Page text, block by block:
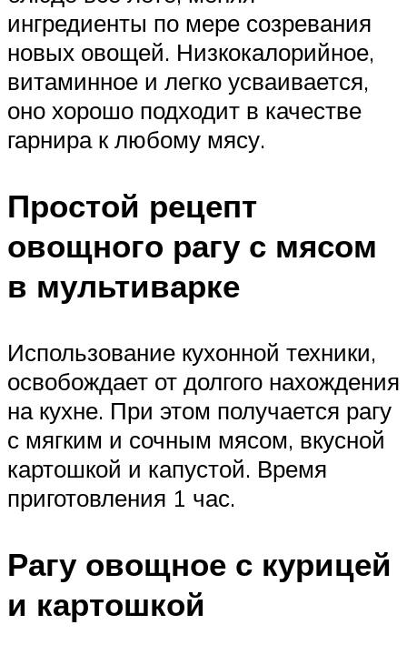
ингредиенты по мере созревания
новых овощей. Низкокалорийное,
витаминное и легко усваивается,
оно хорошо подходит в качестве
гарнира к любому мясу.
Простой рецепт
овощного рагу с мясом
в мультиварке
Использование кухонной техники,
освобождает от долгого нахождения
на кухне. При этом получается рагу
с мягким и сочным мясом, вкусной
картошкой и капустой. Время
приготовления 1 час.
Рагу овощное с курицей
и картошкой